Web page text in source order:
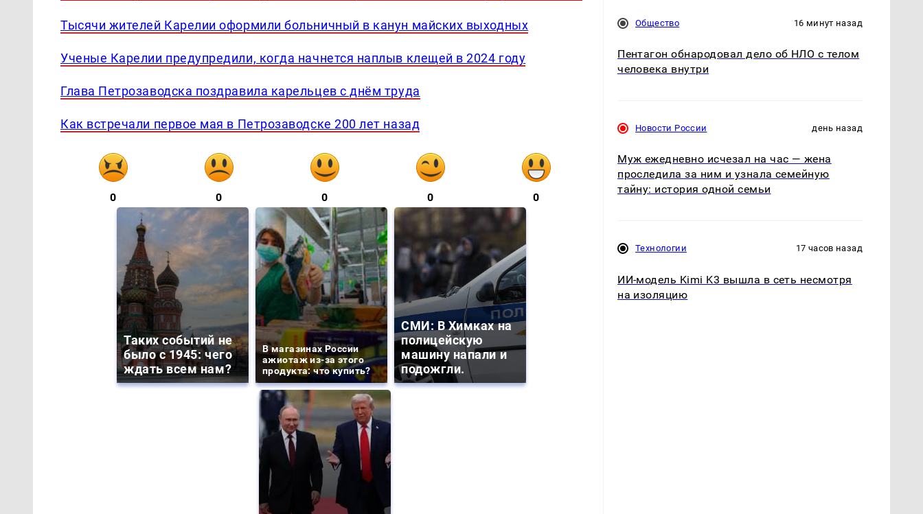
Тысячи жителей Карелии оформили больничный в канун майских выходных
Ученые Карелии предупредили, когда начнется наплыв клещей в 2024 году
Глава Петрозаводска поздравила карельцев с днём труда
Как встречали первое мая в Петрозаводске 200 лет назад
0 0 0 0 0
Таких событий не
было с 1945: чего
ждать всем нам?
В магазинах России
ажиотаж из-за этого
продукта: что купить?
СМИ: В Химках на
полицейскую
машину напали и
подожгли.
Общество 16 минут назад
Пентагон обнародовал дело об НЛО с телом
человека внутри
Новости России день назад
Муж ежедневно исчезал на час — жена
проследила за ним и узнала семейную
тайну: история одной семьи
Технологии 17 часов назад
ИИ-модель Kimi K3 вышла в сеть несмотря
на изоляцию